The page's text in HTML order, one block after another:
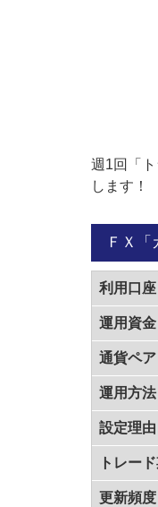
週1回「
します！
ＦＸ
利用口座
運用資金
通貨ペア
運用方法
設定理由
トレー
更新頻度